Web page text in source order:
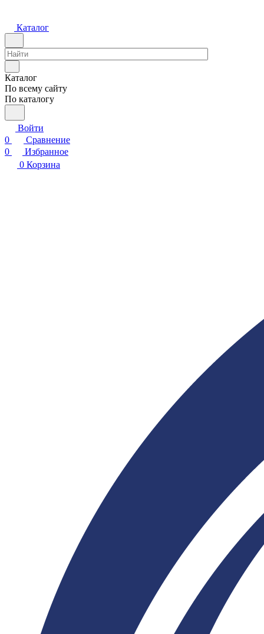
Каталог
Каталог
По всему сайту
По каталогу
Войти
0
Сравнение
0
Избранное
0 Корзина